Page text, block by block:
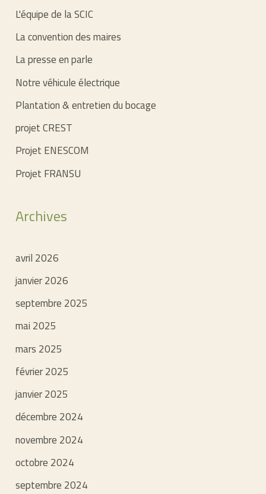
L'équipe de la SCIC
La convention des maires
La presse en parle
Notre véhicule électrique
Plantation & entretien du bocage
projet CREST
Projet ENESCOM
Projet FRANSU
Archives
avril 2026
janvier 2026
septembre 2025
mai 2025
mars 2025
février 2025
janvier 2025
décembre 2024
novembre 2024
octobre 2024
septembre 2024